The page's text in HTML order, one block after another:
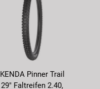
KENDA Pinner Trail
29" Faltreifen 2.40,